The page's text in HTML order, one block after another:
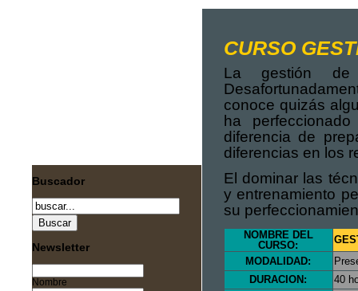
Buscador
Newsletter
Nombre
CURSO
La gestión de
conoce quizás
ha
diferencia de
diferencias en los
El dominar las
y entrenamiento
su
NOMBRE DEL
CURSO:
MODALIDAD:
DURACION:
40